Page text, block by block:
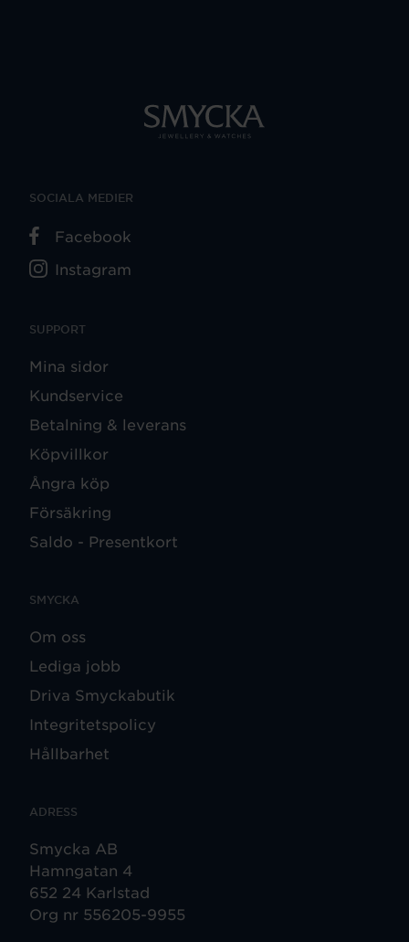
SUPPORT
Mina sidor
Kundservice
Betalning & leverans
Köpvillkor
Ångra köp
Försäkring
Saldo - Presentkort
SMYCKA
Om oss
Lediga jobb
Driva Smyckabutik
Integritetspolicy
Hållbarhet
ADRESS
Smycka AB
Hamngatan 4
652 24 Karlstad
Org nr 556205-9955
SOCIALA MEDIER
Facebook
Instagram